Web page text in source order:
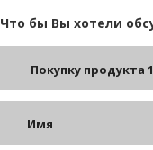
Что бы Вы хотели